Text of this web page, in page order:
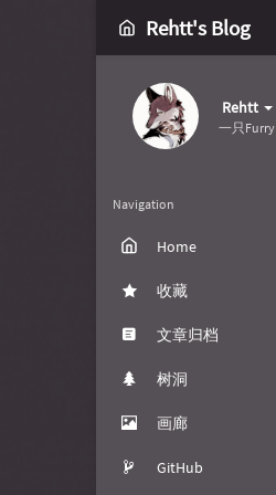
Rehtt's Blog
Rehtt
一只Furry
Navigation
Home
收藏
文章归档
树洞
画廊
GitHub